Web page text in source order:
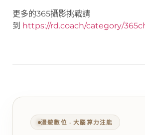
更多的365攝影挑戰請
到 https://rd.coach/category/
漫遊數位 ‧ 大腦算力注能